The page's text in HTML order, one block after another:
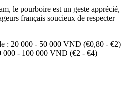
le pourboire est un geste apprécié,
français soucieux de respecter
: 20 000 - 50 000 VND (€0,80 - €2)
000 - 100 000 VND (€2 - €4)